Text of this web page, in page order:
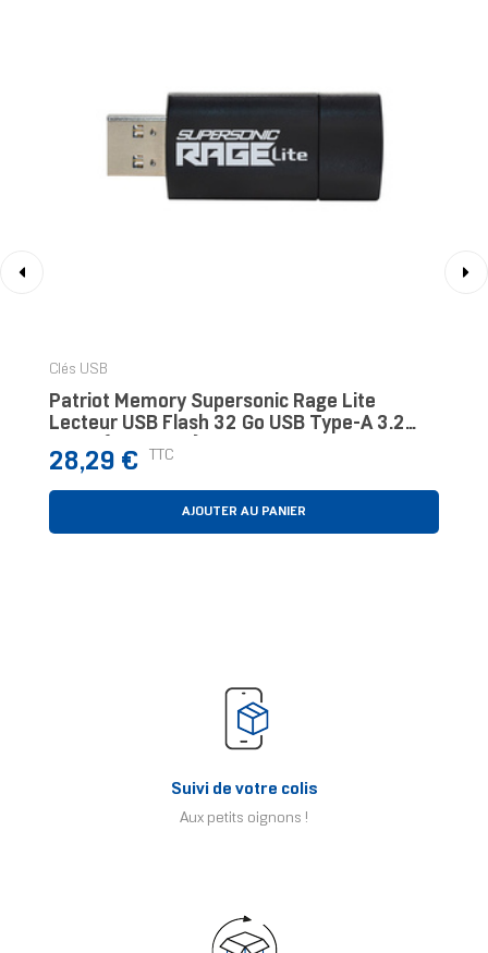
Clés USB
Patriot Memory Supersonic Rage Lite
Lecteur USB Flash 32 Go USB Type-A 3.2
Gen 1 (3.1 Gen 1) Noir, Bleu
Prix
28,29 € TTC
AJOUTER AU PANIER
Suivi de votre colis
Aux petits oignons !